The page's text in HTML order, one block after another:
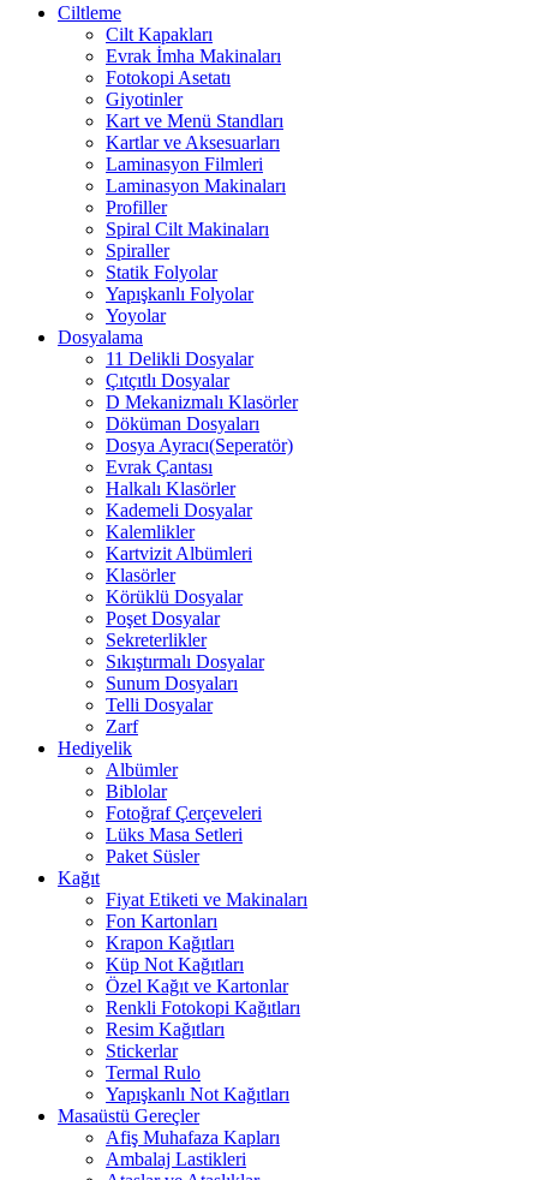
Ciltleme
Cilt Kapakları
Evrak İmha Makinaları
Fotokopi Asetatı
Giyotinler
Kart ve Menü Standları
Kartlar ve Aksesuarları
Laminasyon Filmleri
Laminasyon Makinaları
Profiller
Spiral Cilt Makinaları
Spiraller
Statik Folyolar
Yapışkanlı Folyolar
Yoyolar
Dosyalama
11 Delikli Dosyalar
Çıtçıtlı Dosyalar
D Mekanizmalı Klasörler
Döküman Dosyaları
Dosya Ayracı(Seperatör)
Evrak Çantası
Halkalı Klasörler
Kademeli Dosyalar
Kalemlikler
Kartvizit Albümleri
Klasörler
Körüklü Dosyalar
Poşet Dosyalar
Sekreterlikler
Sıkıştırmalı Dosyalar
Sunum Dosyaları
Telli Dosyalar
Zarf
Hediyelik
Albümler
Biblolar
Fotoğraf Çerçeveleri
Lüks Masa Setleri
Paket Süsler
Kağıt
Fiyat Etiketi ve Makinaları
Fon Kartonları
Krapon Kağıtları
Küp Not Kağıtları
Özel Kağıt ve Kartonlar
Renkli Fotokopi Kağıtları
Resim Kağıtları
Stickerlar
Termal Rulo
Yapışkanlı Not Kağıtları
Masaüstü Gereçler
Afiş Muhafaza Kapları
Ambalaj Lastikleri